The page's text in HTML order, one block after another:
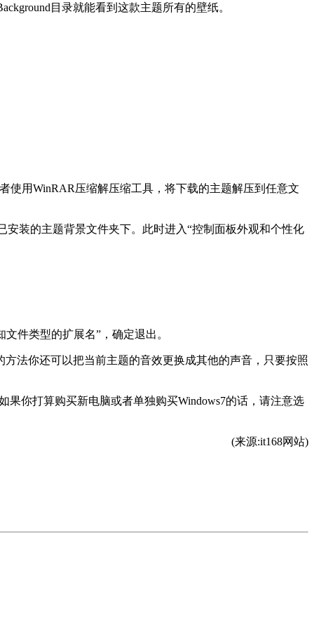
目录就能看到这款主题所有的壁纸。
用WinRAR压缩解压缩工具，将下载的主题解压到任意文
装的主题背景文件夹下。此时进入“控制面板外观和个性化
件类型的扩展名”，确定退出。
法你还可以把当前主题的音效更换成其他的声音，只要按照
你打算购买新电脑或者单独购买Windows7的话，请注意选
(来源:it168网站)